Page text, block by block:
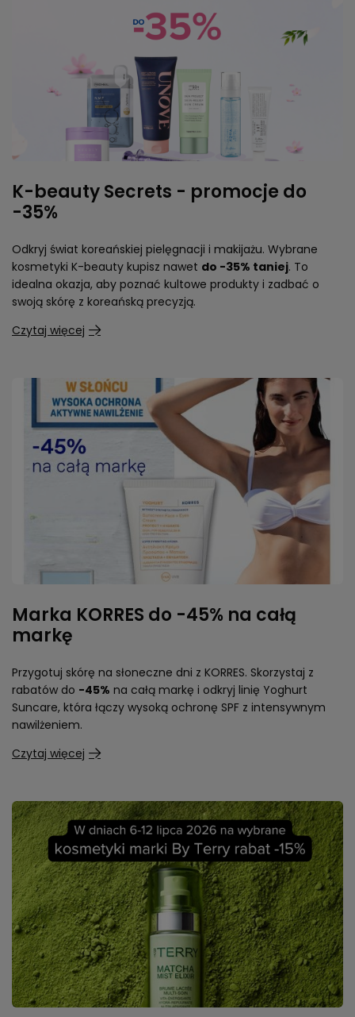
K-beauty Secrets - promocje do
-35%
Odkryj świat koreańskiej pielęgnacji i makijażu. Wybrane
kosmetyki K-beauty kupisz nawet do -35% taniej. To
idealna okazja, aby poznać kultowe produkty i zadbać o
swoją skórę z koreańską precyzją.
Czytaj więcej
Marka KORRES do -45% na całą
markę
Przygotuj skórę na słoneczne dni z KORRES. Skorzystaj z
rabatów do -45% na całą markę i odkryj linię Yoghurt
Suncare, która łączy wysoką ochronę SPF z intensywnym
nawilżeniem.
Czytaj więcej